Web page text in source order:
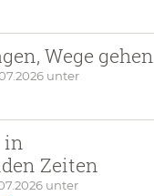
Wege gehen
unter
in
Zeiten
unter